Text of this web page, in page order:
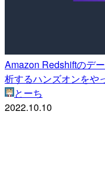
Amazon Redshiftのデ
析するハンズオンをや
とーち
2022.10.10